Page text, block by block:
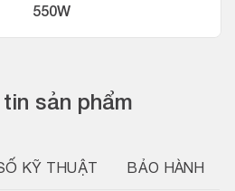
tin sản phẩm
KỸ THUẬT BẢO HÀNH
550W